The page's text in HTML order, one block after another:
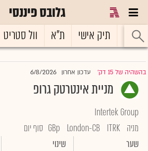
גלובס פיננסי
ראשי תיק אישי ת"א וול סטריט
בהשהיה של 15 דק' |עדכון אחרון 6/8/2026
מניית אינטרטק גרופ
Intertek Group
מניה ITRK
London-CB
GBp סוף יום
שער
שינוי